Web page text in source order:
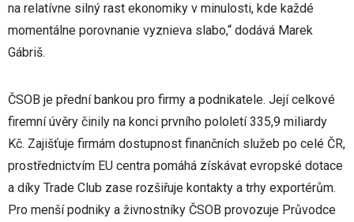
na relatívne silný rast ekonomiky v minulosti, kde každé
momentálne porovnanie vyznieva slabo,“ dodává Marek
Gábriš.
ČSOB je přední bankou pro firmy a podnikatele. Její celkové
firemní úvěry činily na konci prvního pololetí 335,9 miliardy
Kč. Zajišťuje firmám dostupnost finančních služeb po celé ČR,
prostřednictvím EU centra pomáhá získávat evropské dotace
a díky Trade Club zase rozšiřuje kontakty a trhy exportérům.
Pro menší podniky a živnostníky ČSOB provozuje Průvodce